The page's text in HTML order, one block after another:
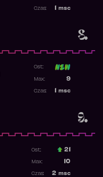
8.
msc
Czas:
9.
Ost:
9
Max:
msc
Czas:
Ost.: 21
10
Max:
2 msc
Czas: